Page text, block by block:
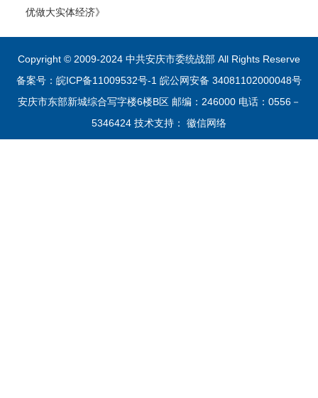
优做大实体经济》
Copyright © 2009-2024 中共安庆市委统战部 All Rights Reserve
备案号：皖ICP备11009532号-1 皖公网安备 34081102000048号
安庆市东部新城综合写字楼6楼B区 邮编：246000 电话：0556－
5346424 技术支持： 徽信网络